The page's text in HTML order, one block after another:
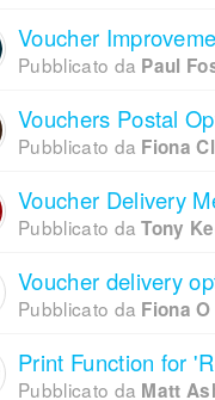
Voucher
Pubblicato da Paul
Vouchers Postal
Pubblicato da Fiona
Voucher Delivery
Pubblicato daTony
Voucher delivery
Pubblicato da Fiona
Print Function for
Pubblicato da Matt